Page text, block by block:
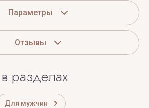
Параметры
Отзывы
разделах
Для мужчин